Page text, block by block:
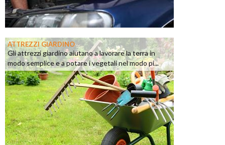
ATTREZZI GIARDINO
Gli attrezzi giardino aiutano a lavorare la terra in
modo semplice e a potare i vegetali nel modo pi...